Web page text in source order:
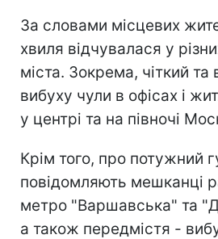
За словами місцевих
хвиля відчувалася у
міста. Зокрема, чіткий та
вибуху чули в офісах і
у центрі та на півночі
Крім того, про потужний
повідомляють мешканці
метро "Варшавська" та
а також передмістя -